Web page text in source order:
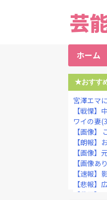
芸
ホーム
★おすす
宮澤エマ
【戦慄
ワイの妻
【画像】
【朗報】
【画像
【画像あ
【速報
【悲報】
【動画】